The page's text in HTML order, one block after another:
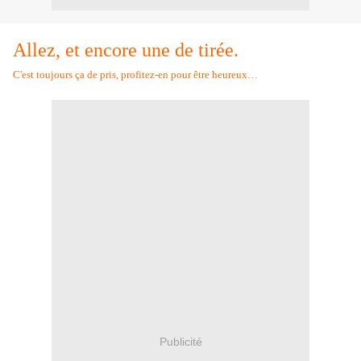
Allez, et encore une de tirée.
C'est toujours ça de pris, profitez-en pour être heureux…
Publicité